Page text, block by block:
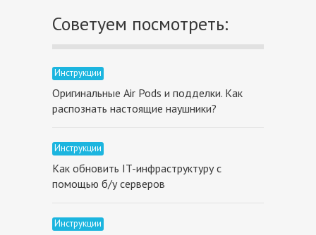
Советуем посмотреть:
Инструкции
Оригинальные Air Pods и подделки. Как
распознать настоящие наушники?
Инструкции
Как обновить IT-инфраструктуру с
помощью б/у серверов
Инструкции